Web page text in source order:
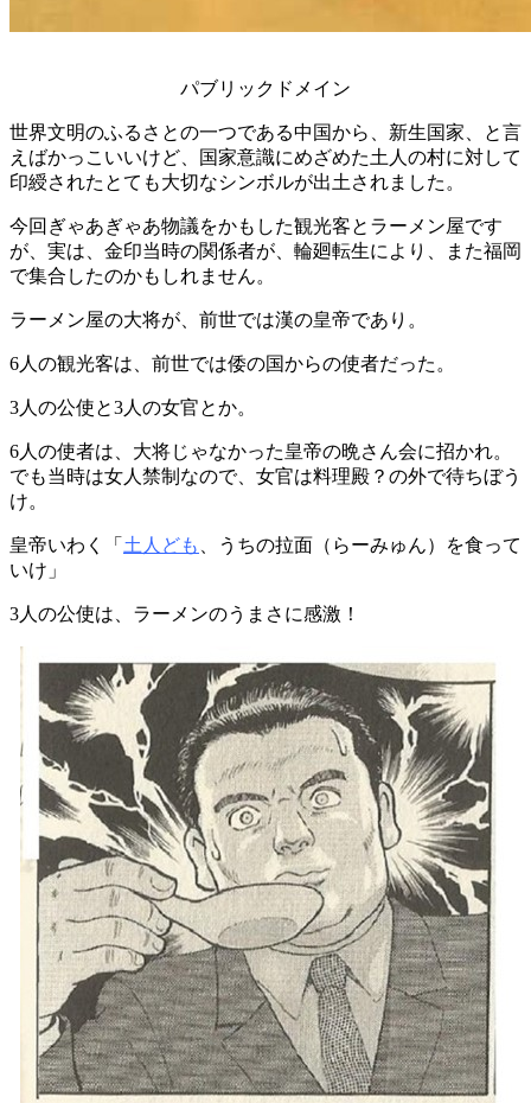
パブリックドメイン
世界文明のふるさとの一つである中国から、新生国家、と言
えばかっこいいけど、国家意識にめざめた土人の村に対して
印綬されたとても大切なシンボルが出土されました。
今回ぎゃあぎゃあ物議をかもした観光客とラーメン屋です
が、実は、金印当時の関係者が、輪廻転生により、また福岡
で集合したのかもしれません。
ラーメン屋の大将が、前世では漢の皇帝であり。
6人の観光客は、前世では倭の国からの使者だった。
3人の公使と3人の女官とか。
6人の使者は、大将じゃなかった皇帝の晩さん会に招かれ。
でも当時は女人禁制なので、女官は料理殿？の外で待ちぼう
け。
皇帝いわく「 土人ども
、うちの拉面（らーみゅん）を食って
いけ」
3人の公使は、ラーメンのうまさに感激！